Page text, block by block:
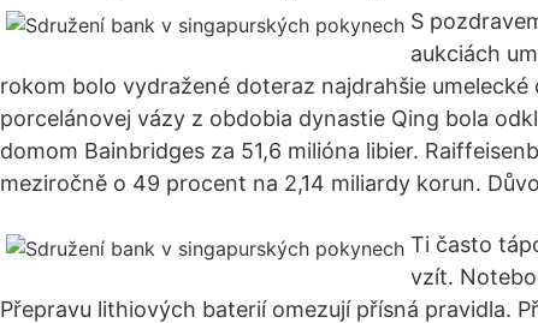
S
aukciách
rokom bolo vydražené doteraz najdrahšie umelecké
porcelánovej vázy z obdobia dynastie Qing bola
domom Bainbridges za 51,6 milióna libier.
meziročně o 49 procent na 2,14 miliardy korun.
Ti často
vzít.
Přepravu lithiových baterií omezují přísná pravidla.